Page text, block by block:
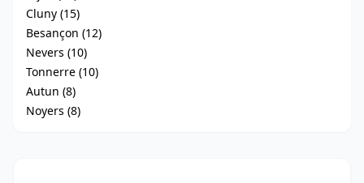
Cluny (15)
Besançon (12)
Nevers (10)
Tonnerre (10)
Autun (8)
Noyers (8)